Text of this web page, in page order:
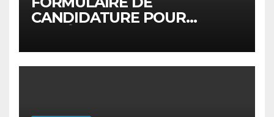
CANDIDATURE POUR